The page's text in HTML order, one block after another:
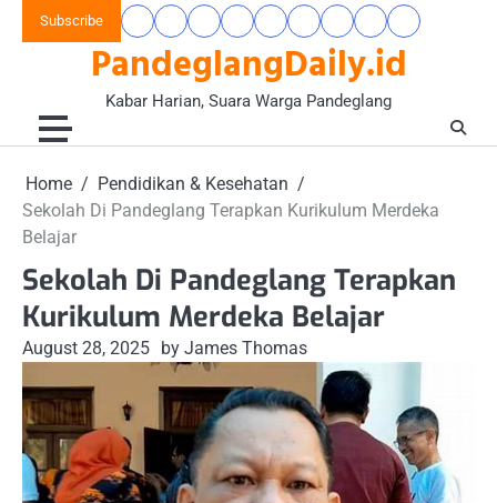
Subscribe
PandeglangDaily.id
Kabar Harian, Suara Warga Pandeglang
BerandaBanten
Raya
Gaya
Hidup
&
Komunitas
Hukum
Kriminal
Nasional
Opini
Wacana
Pandeglang
Today
Pendidikan
&
Kesehatan
Wisata
&
Home
Pendidikan & Kesehatan
Sekolah Di Pandeglang Terapkan Kurikulum Merdeka
Belajar
Sekolah Di Pandeglang Terapkan
Kurikulum Merdeka Belajar
August 28, 2025 by James Thomas